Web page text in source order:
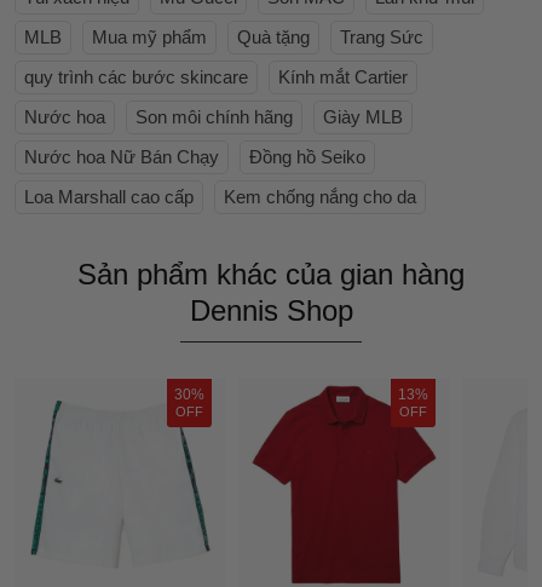
MLB
Mua mỹ phẩm Quà tặng
Trang Sức
quy trình các bước skincare
Kính mắt Cartier
Nước hoa
Son môi chính hãng
Giày MLB
Nước hoa Nữ Bán Chạy
Đồng hồ Seiko
Loa Marshall cao cấp
Kem chống nắng cho da
Sản phẩm khác của gian hàng
Dennis Shop
30%
OFF
13%
OFF